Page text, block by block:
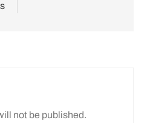
not be published.